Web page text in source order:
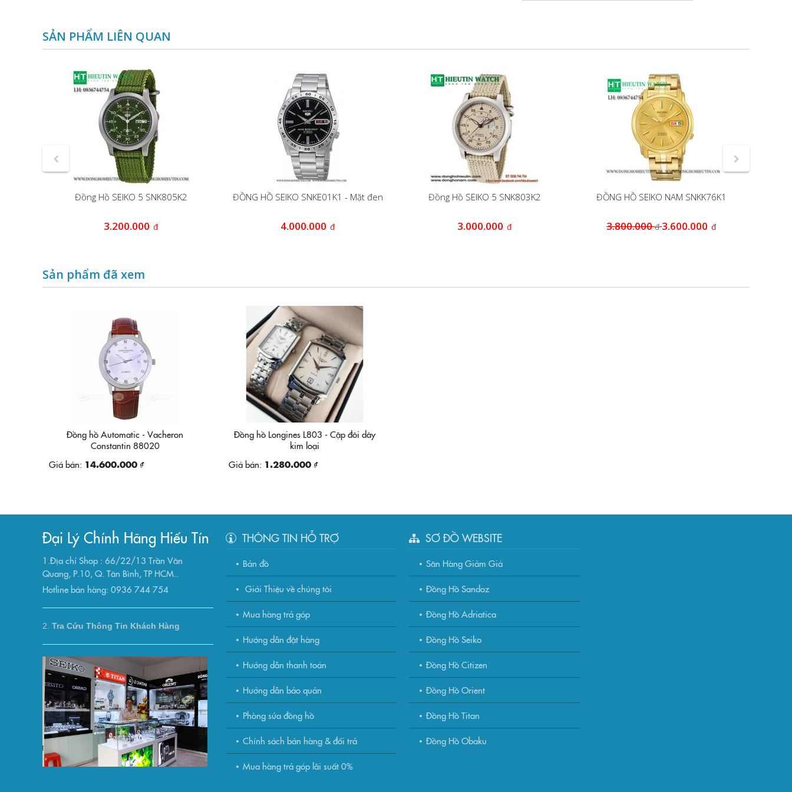
SẢN PHẨM LIÊN QUAN
Đồng Hồ SEIKO 5 SNK805K2
3.200.000 đ
ĐỒNG HỒ SEIKO SNKE01K1 - Mặt đen
4.000.000 đ
Đồng Hồ SEIKO 5 SNK803K2
3.000.000 đ
ĐỒNG HỒ SEIKO NAM SNKK76K1
3.800.000đ 3.600.000 đ
Sản phẩm đã xem
Đồng hồ Automatic - Vacheron
Constantin 88020
Giá bán: 14.600.000 ₫
Đồng hồ Longines L803 - Cặp đôi dây
kim loại
Giá bán: 1.280.000 ₫
Đại Lý Chính Hãng Hiếu Tín
1.Địa chỉ Shop : 66/22/13 Trần Văn
Quang, P.10, Q. Tân Bình, TP HCM..
Hotline bán hàng: 0936 744 754
2. Tra Cứu Thông Tin Khách Hàng
THÔNG TIN HỖ TRỢ
Bản đồ
Giới Thiệu về chúng tôi
Mua hàng trả góp
Hướng dẫn đặt hàng
Hướng dẫn thanh toán
Hướng dẫn bảo quản
Phòng sửa đồng hồ
Chính sách bán hàng & đổi trả
Mua hàng trả góp lãi suất 0%
SƠ ĐỒ WEBSITE
Săn Hàng Giảm Giá
Đồng Hồ Sandoz
Đồng Hồ Adriatica
Đồng Hồ Seiko
Đồng Hồ Citizen
Đồng Hồ Orient
Đồng Hồ Titan
Đồng Hồ Obaku